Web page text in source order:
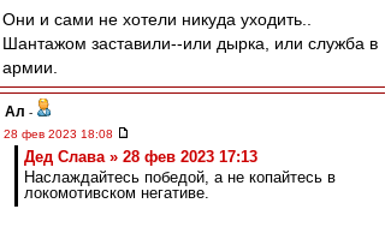
Они и сами не хотели никуда уходить..
Шантажом заставили--или дырка, или служба в
армии.
Ал -
28 фев 2023 18:08
Дед Слава » 28 фев 2023 17:13
Наслаждайтесь победой, а не копайтесь в
локомотивском негативе.